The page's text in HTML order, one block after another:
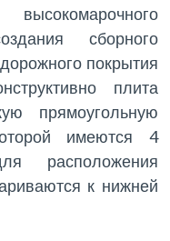
сборного
покрытия
плита
прямоугольную
имеются 4
расположения
к нижней